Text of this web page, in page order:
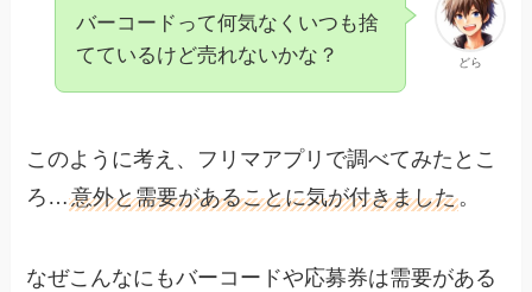
どら
バーコードって何気なくいつも捨
てているけど売れないかな？
このように考え、フリマアプリで調べてみたとこ
ろ…意外と需要があることに気が付きました。
なぜこんなにもバーコードや応募券は需要がある